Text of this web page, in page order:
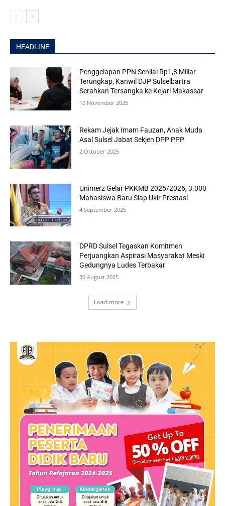
HEADLINE
Penggelapan PPN Senilai Rp1,8 Miliar
Terungkap, Kanwil DJP Sulselbartra
Serahkan Tersangka ke Kejari Makassar
10 November 2025
Rekam Jejak Imam Fauzan, Anak Muda
Asal Sulsel Jabat Sekjen DPP PPP
2 October 2025
Unimerz Gelar PKKMB 2025/2026, 3.000
Mahasiswa Baru Siap Ukir Prestasi
4 September 2025
DPRD Sulsel Tegaskan Komitmen
Perjuangkan Aspirasi Masyarakat Meski
Gedungnya Ludes Terbakar
30 August 2025
Load more